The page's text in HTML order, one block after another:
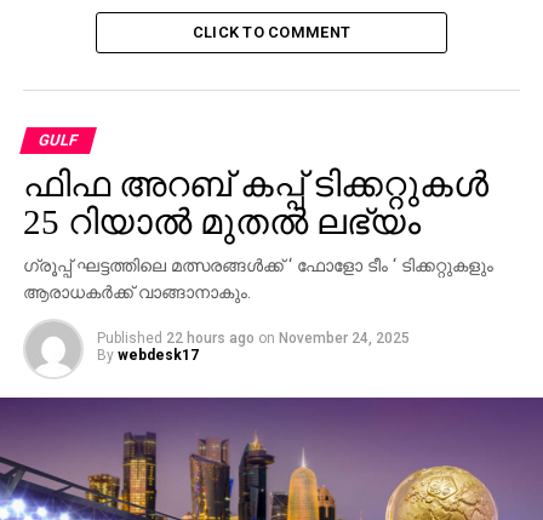
CLICK TO COMMENT
GULF
ഫിഫ അറബ് കപ്പ് ടിക്കറ്റുകള്‍
25 റിയാല്‍ മുതല്‍ ലഭ്യം
ഗ്രൂപ്പ് ഘട്ടത്തിലെ മത്സരങ്ങള്‍ക്ക് ‘ ഫോളോ ടീം ‘ ടിക്കറ്റുകളും
ആരാധകര്‍ക്ക് വാങ്ങാനാകും.
Published 22 hours ago on November 24, 2025
By webdesk17